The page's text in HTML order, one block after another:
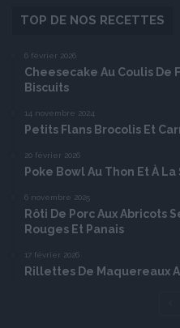
TOP DE NOS RECETTES
6 février 2026
Cheesecake Au Coulis De
Biscuits
14 novembre 2024
Petits Flans Brocolis Et
20 février 2026
Poke Bowl Au Thon Et À
6 novembre 2025
Rôti De Porc Aux Abricots
Rouges Et Panais
17 février 2026
Rillettes De Maquereaux